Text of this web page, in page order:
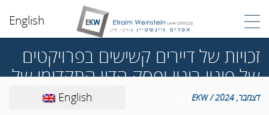
English
זכויות של דיירים קשישים בפרויקטים
של פינוי בינוי ופסק הדין התקדימי של
ביהמ"ש המחוזי בחיפה
דצמבר, 2024 / EKW
English